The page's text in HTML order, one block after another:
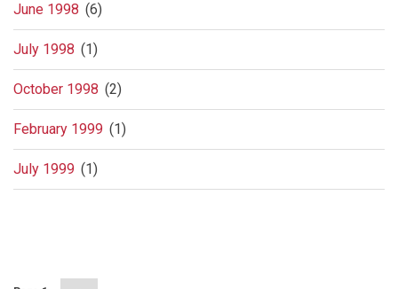
June 1998 (6)
July 1998 (1)
October 1998 (2)
February 1999 (1)
July 1999 (1)